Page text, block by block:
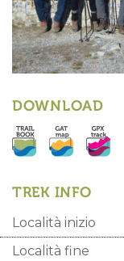
DOWNLOAD
TREK INFO
Località inizio
Località fine